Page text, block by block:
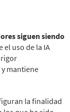
siguen siendo
el uso de la IA
mantiene
la finalidad